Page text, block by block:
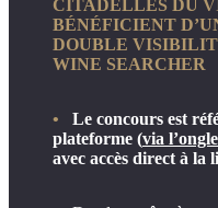
CITADELLES DU
BÉNÉFICIENT
DOUBLE
WINE SEARCHER
• Le concours est
plateforme (via
avec accès direct à la